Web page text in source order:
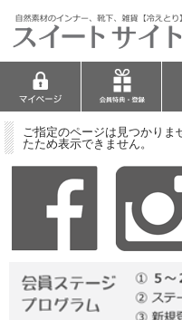
ご指定のページは見つかりま
たため表示できません。